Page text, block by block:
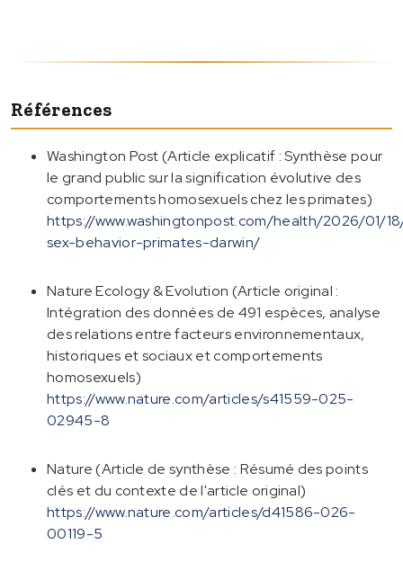
Références
Washington Post (Article explicatif : Synthèse pour
le grand public sur la signification évolutive des
comportements homosexuels chez les primates)
https://www.washingtonpost.com/health/2026/01/
sex-behavior-primates-darwin/
Nature Ecology & Evolution (Article original :
Intégration des données de 491 espèces, analyse
des relations entre facteurs environnementaux,
historiques et sociaux et comportements
homosexuels)
https://www.nature.com/articles/s41559-025-
02945-8
Nature (Article de synthèse : Résumé des points
clés et du contexte de l'article original)
https://www.nature.com/articles/d41586-026-
00119-5